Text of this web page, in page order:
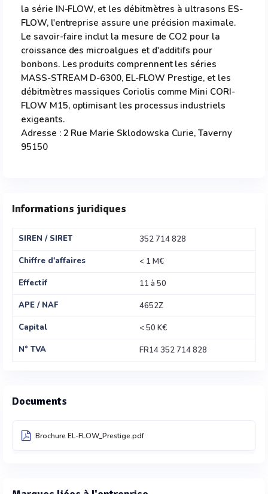
la série IN-FLOW, et les débitmètres à ultrasons ES-
FLOW, l'entreprise assure une précision maximale.
Le savoir-faire inclut la mesure de CO2 pour la
croissance des microalgues et d'additifs pour
bonbons. Les produits comprennent les séries
MASS-STREAM D-6300, EL-FLOW Prestige, et les
débitmètres massiques Coriolis comme Mini CORI-
FLOW M15, optimisant les processus industriels
exigeants.
Adresse : 2 Rue Marie Sklodowska Curie, Taverny
95150
Informations juridiques
SIREN / SIRET
352 714 828
Chiffre d'affaires
< 1 M€
Effectif
11 à 50
APE / NAF
4652Z
Capital
< 50 K€
N° TVA
FR14 352 714 828
Documents
Brochure EL-FLOW_Prestige.pdf